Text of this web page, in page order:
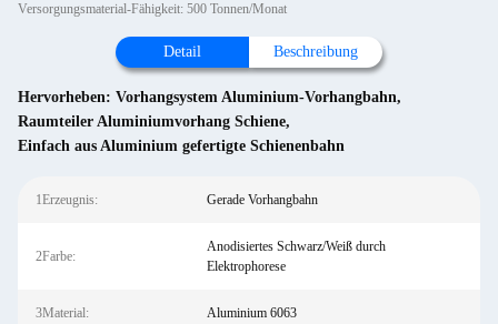
Versorgungsmaterial-Fähigkeit: 500 Tonnen/Monat
Detail Beschreibung
Hervorheben: Vorhangsystem Aluminium-Vorhangbahn,
Raumteiler Aluminiumvorhang Schiene,
Einfach aus Aluminium gefertigte Schienenbahn
1Erzeugnis: Gerade Vorhangbahn
2Farbe:
Anodisiertes Schwarz/Weiß durch
Elektrophorese
3Material: Aluminium 6063